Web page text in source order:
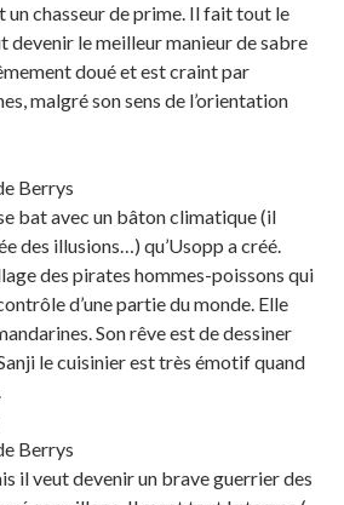
un chasseur de prime. Il fait tout le
devenir le meilleur manieur de sabre
doué et est craint par
malgré son sens de l’orientation
Berrys
bat avec un bâton climatique (il
des illusions…) qu’Usopp a créé.
des pirates hommes-poissons qui
d’une partie du monde. Elle
Son rêve est de dessiner
le cuisinier est très émotif quand
Berrys
il veut devenir un brave guerrier des